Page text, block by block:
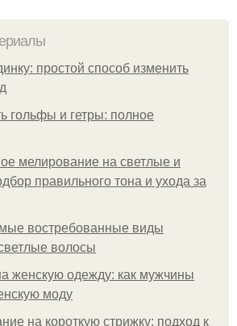
простой способ изменить
гольфы и гетры: полное
мелирование на светлые и
правильного тона и ухода за
востребованные виды
волосы
женскую одежду: как мужчины
моду
на короткую стрижку: подход к